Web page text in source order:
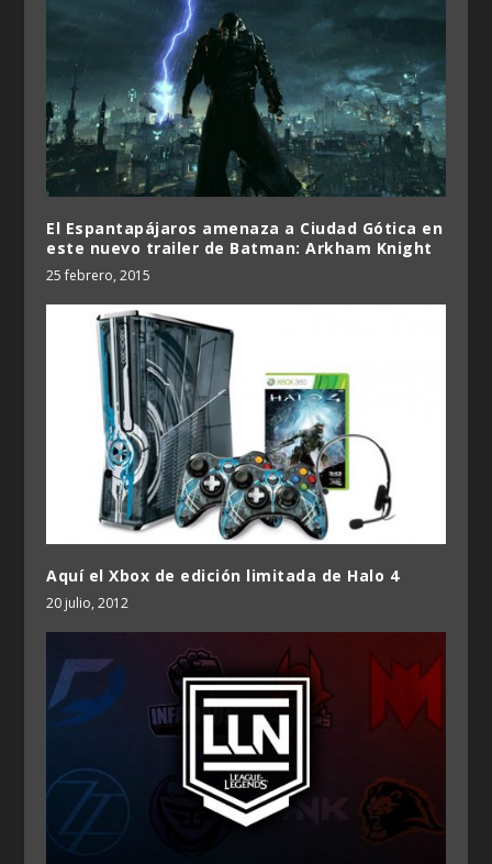
El Espantapájaros amenaza a Ciudad Gótica en
este nuevo trailer de Batman: Arkham Knight
25 febrero, 2015
Aquí el Xbox de edición limitada de Halo 4
20 julio, 2012